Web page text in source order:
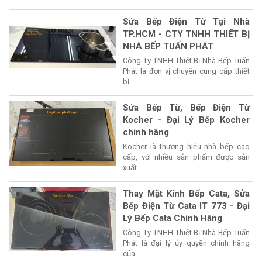
Sửa Bếp Điện Từ Tại Nhà
TP.HCM - CTY TNHH THIẾT BỊ
NHÀ BẾP TUẤN PHÁT
Công Ty TNHH Thiết Bị Nhà Bếp Tuấn
Phát là đơn vị chuyên cung cấp thiết
bị...
Sửa Bếp Từ, Bếp Điện Từ
Kocher - Đại Lý Bếp Kocher
chính hãng
Kocher là thương hiệu nhà bếp cao
cấp, với nhiều sản phẩm được sản
xuất...
Thay Mặt Kính Bếp Cata, Sửa
Bếp Điện Từ Cata IT 773 - Đại
Lý Bếp Cata Chính Hãng
Công Ty TNHH Thiết Bị Nhà Bếp Tuấn
Phát là đại lý ủy quyền chính hãng
của...